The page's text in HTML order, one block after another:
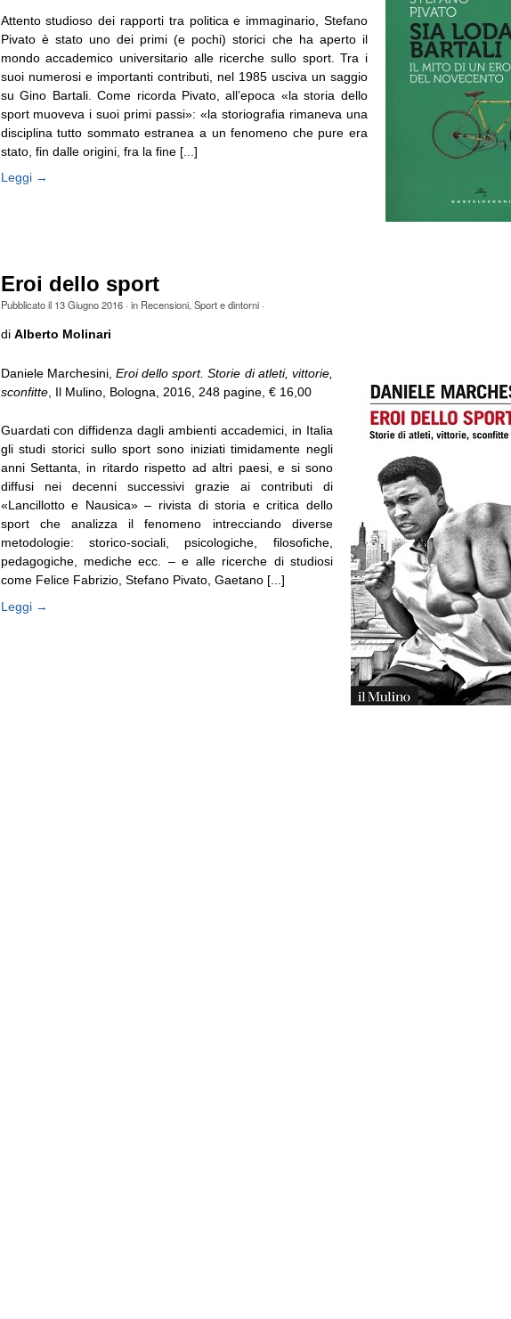
Attento studioso dei rapporti tra politica e immaginario, Stefano
Pivato è stato uno dei primi (e pochi) storici che ha aperto il
mondo accademico universitario alle ricerche sullo sport. Tra i
suoi numerosi e importanti contributi, nel 1985 usciva un saggio
su Gino Bartali. Come ricorda Pivato, all’epoca «la storia dello
sport muoveva i suoi primi passi»: «la storiografia rimaneva una
disciplina tutto sommato estranea a un fenomeno che pure era
stato, fin dalle origini, fra la fine [...]
Leggi →
Eroi dello sport
Pubblicato il 13 Giugno 2016· in Recensioni, Sport e dintorni·
di Alberto Molinari
Daniele Marchesini, Eroi dello sport. Storie di atleti, vittorie,
sconfitte, Il Mulino, Bologna, 2016, 248 pagine, € 16,00
Guardati con diffidenza dagli ambienti accademici, in Italia
gli studi storici sullo sport sono iniziati timidamente negli
anni Settanta, in ritardo rispetto ad altri paesi, e si sono
diffusi nei decenni successivi grazie ai contributi di
«Lancillotto e Nausica» – rivista di storia e critica dello
sport che analizza il fenomeno intrecciando diverse
metodologie: storico-sociali, psicologiche, filosofiche,
pedagogiche, mediche ecc. – e alle ricerche di studiosi
come Felice Fabrizio, Stefano Pivato, Gaetano [...]
Leggi →